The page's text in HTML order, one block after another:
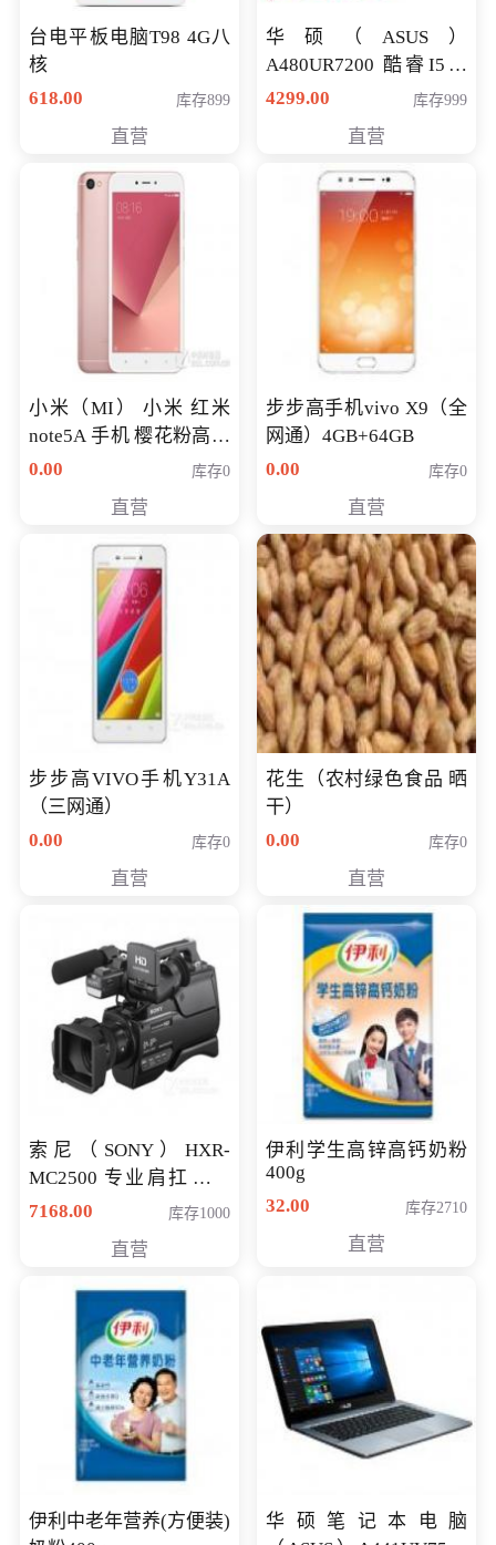
台电平板电脑T98 4G八
核
618.00
库存899
直营
华硕（ASUS）
A480UR7200 酷睿I5超
薄学生办公游戏独显笔
NV930-2G独
4299.00 库存999
直营
小米（MI） 小米 红米
note5A 手机 樱花粉高配
版 全网通(3G+32G)
0.00 库存0
直营
步步高手机vivo X9（全
网通）4GB+64GB
0.00
库存0
直营
步步高VIVO手机Y31A
（三网通）
0.00
库存0
直营
花生（农村绿色食品 晒
干）
0.00
库存0
直营
索尼（SONY）HXR-
MC2500 专业肩扛式存
储卡全高清摄录一体机
清入门级摄像机
7168.00 库存1000
直营
伊利学生高锌高钙奶粉
400g
32.00
库存2710
直营
伊利中老年营养(方便装)
华硕笔记本电脑